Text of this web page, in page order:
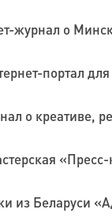
журнал о
портал для
о креативе,
из Беларуси